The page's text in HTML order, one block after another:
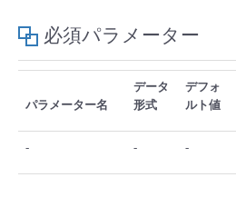
モニタリング/監査
管理機能
IoT
モニタリング/監査
サポート
クラウド/サーバー
ネットワーク
IoT
- 管理機能
■ セットアップガイド
- バックアップ
- セキュリティ・監査
- データと分析
故障/メンテナンス情報
サービス稼働状況
故障/メンテナンス履歴
販売パートナー向けプログラム
トレーニング/操作動画
必須パラメーター
パラメーター名
データ
形式
デフォ
ルト値
- - -